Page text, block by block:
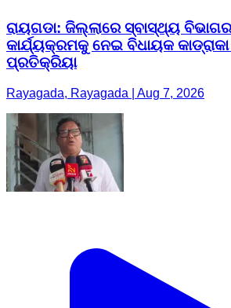
ରାୟଗଡା: ଜିଲ୍ଲାରେ ସ୍ବାସ୍ଥ୍ୟ
କାର୍ଯ୍ୟକ୍ରମକୁ ନେଇ ବିଧାୟକ
ପ୍ରତିକ୍ରିୟା
Rayagada, Rayagada | Aug 7, 2026